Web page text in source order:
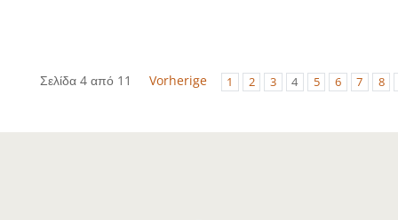
Σελίδα 4 από 11 Vorherige 1 2 3 4 5 6 7 8